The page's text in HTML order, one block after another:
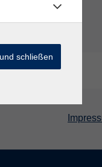
schließen